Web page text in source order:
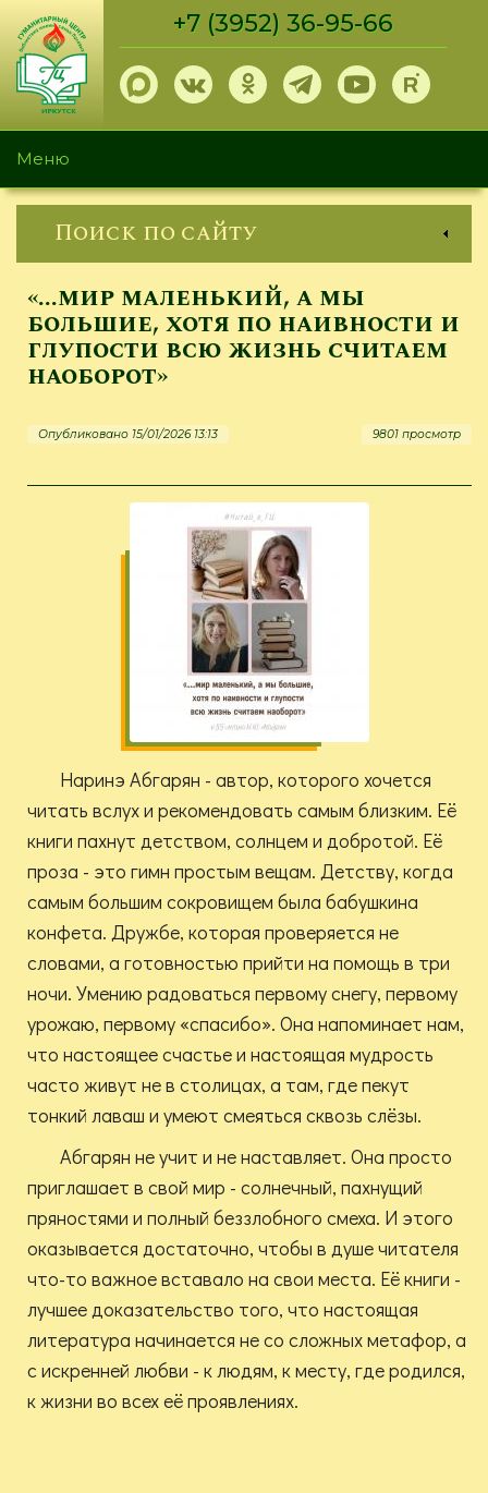
Перейти
основному
содержанию
+7 (3952) 36-95-66
Меню
Поиск по сайту
«...мир маленький, а мы
большие, хотя по наивности и
глупости всю жизнь считаем
наоборот»
Опубликовано 15/01/2026 13:13 9801 просмотр
Наринэ Абгарян - автор, которого хочется
читать вслух и рекомендовать самым близким. Её
книги пахнут детством, солнцем и добротой. Её
проза - это гимн простым вещам. Детству, когда
самым большим сокровищем была бабушкина
конфета. Дружбе, которая проверяется не
словами, а готовностью прийти на помощь в три
ночи. Умению радоваться первому снегу, первому
урожаю, первому «спасибо». Она напоминает нам,
что настоящее счастье и настоящая мудрость
часто живут не в столицах, а там, где пекут
тонкий лаваш и умеют смеяться сквозь слёзы.
Абгарян не учит и не наставляет. Она просто
приглашает в свой мир - солнечный, пахнущий
пряностями и полный беззлобного смеха. И этого
оказывается достаточно, чтобы в душе читателя
что-то важное вставало на свои места. Её книги -
лучшее доказательство того, что настоящая
литература начинается не со сложных метафор, а
с искренней любви - к людям, к месту, где родился,
к жизни во всех её проявлениях.